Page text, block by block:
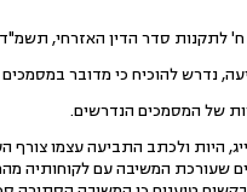
נדרש להוכיח כי מדובר במסמכים
של המסמכים הנדרשים.
היות ולכתב התביעה עצמו
שעורכת המשיבה עם לקוחותיה